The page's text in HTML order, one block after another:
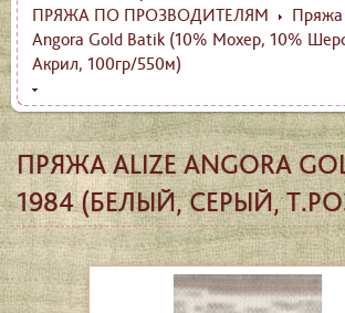
ПРЯЖА ПО ПРОЗВОДИТЕЛЯМ
Пряжа
Angora Gold Batik (10% Мохер, 10%
Акрил, 100гр/550м)
ПРЯЖА ALIZE ANGORA
1984 (БЕЛЫЙ, СЕРЫЙ,